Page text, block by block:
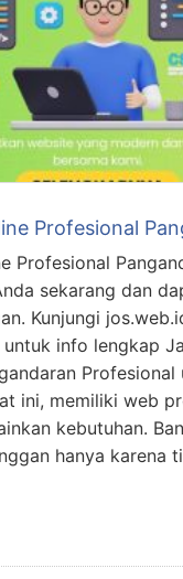
Profesional
Profesional
sekarang dan
Kunjungi
info lengkap
Profesional
ini, memiliki web
kebutuhan.
hanya karena